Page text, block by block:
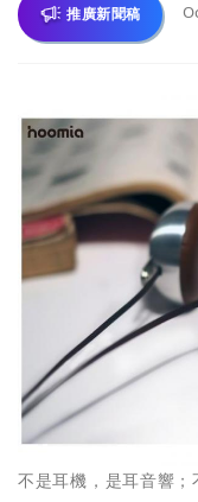
推廣新聞稿
不是耳機，是耳音響